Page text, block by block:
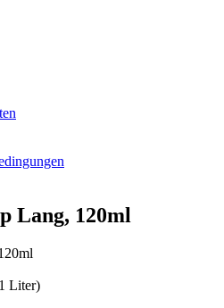
Lang, 120ml
Liter)